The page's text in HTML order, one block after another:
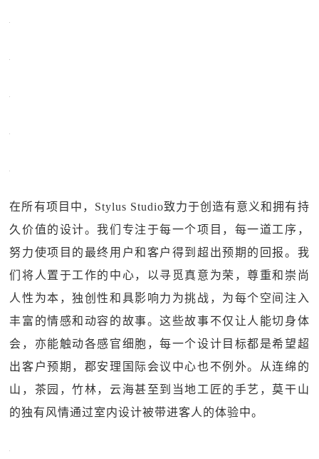
在所有项目中，Stylus Studio致力于创造有意义和拥有持
久价值的设计。我们专注于每一个项目，每一道工序，
努力使项目的最终用户和客户得到超出预期的回报。我
们将人置于工作的中心，以寻觅真意为荣，尊重和崇尚
人性为本，独创性和具影响力为挑战，为每个空间注入
丰富的情感和动容的故事。这些故事不仅让人能切身体
会，亦能触动各感官细胞，每一个设计目标都是希望超
出客户预期，郡安理国际会议中心也不例外。从连绵的
山，茶园，竹林，云海甚至到当地工匠的手艺，莫干山
的独有风情通过室内设计被带进客人的体验中。